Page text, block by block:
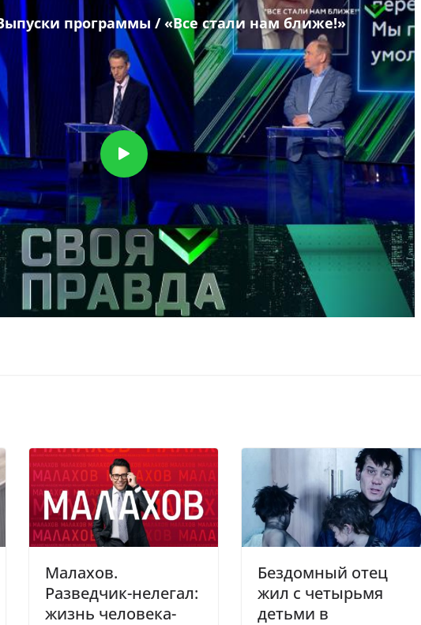
Малахов.
Разведчик-нелегал:
жизнь человека-
Бездомный отец
жил с четырьмя
детьми в